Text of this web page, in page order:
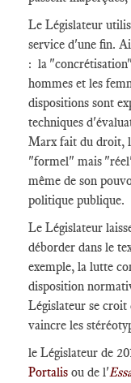
Le Législateur
service d'une fin.
: la
hommes et les
dispositions sont
techniques
Marx fait du droit,
"formel" mais
même de son
politique publique.
Le Législateur
déborder dans le
exemple, la lutte
disposition
Législateur se
vaincre les
le Législateur de
Portalis ou de l'